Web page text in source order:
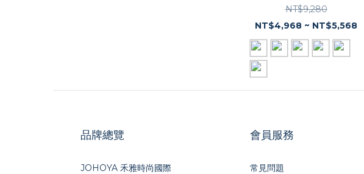
NT$9,280
NT$4,968 ~ NT$5,568
品牌總覽
JOHOYA 禾雅時尚國際
會員服務
常見問題